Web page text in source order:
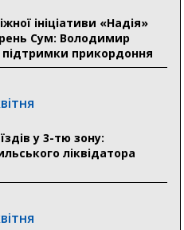
пояснили, що робити
Пантелеймона
ініціативи «Надія»
Сум: Володимир
прикордоння
у 3-тю зону:
ліквідатора